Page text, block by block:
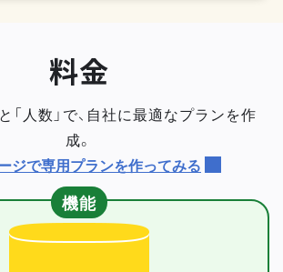
料金
「人数」で、自社に最適なプランを作
成。
ージで専用プランを作ってみる
機能